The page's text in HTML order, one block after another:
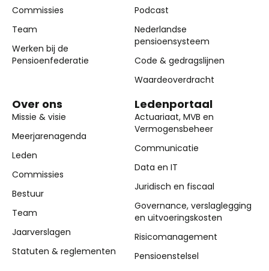
Commissies
Team
Werken bij de
Pensioenfederatie
Podcast
Nederlandse
pensioensysteem
Code & gedragslijnen
Waardeoverdracht
Over ons
Missie & visie
Meerjarenagenda
Leden
Commissies
Bestuur
Team
Jaarverslagen
Statuten & reglementen
Ledenportaal
Actuariaat, MVB en
Vermogensbeheer
Communicatie
Data en IT
Juridisch en fiscaal
Governance, verslaglegging
en uitvoeringskosten
Risicomanagement
Pensioenstelsel